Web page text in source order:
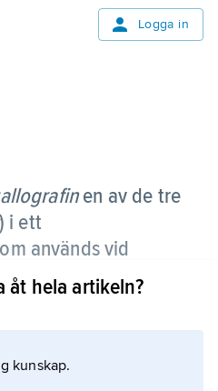
Logga in
en av de tre
i ett
används vid
åt hela artikeln?
kunskap.